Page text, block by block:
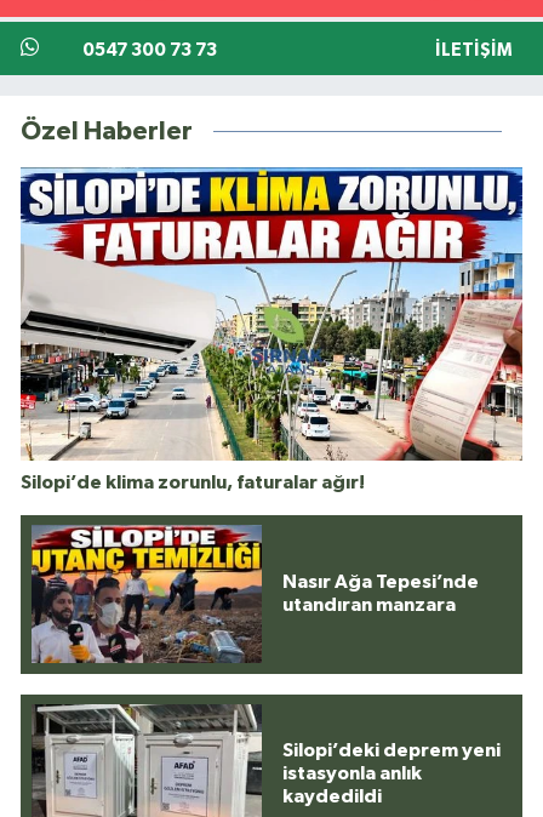
0547 300 73 73 İLETIŞIM
Özel Haberler
Silopi’de klima zorunlu, faturalar ağır!
Nasır Ağa Tepesi’nde
utandıran manzara
Silopi’deki deprem yeni
istasyonla anlık
kaydedildi